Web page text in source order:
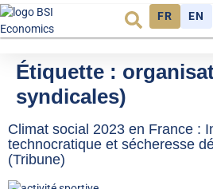
FR EN
Étiquette :
syndicales)
Climat social 2023 en France :
technocratique et sécheresse
(Tribune)